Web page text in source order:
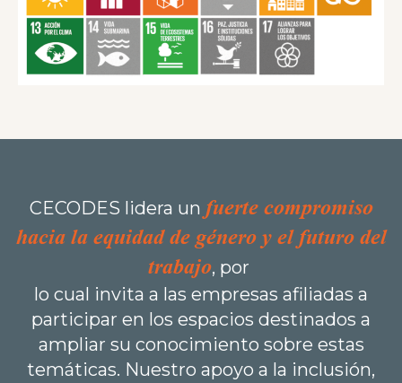
CECODES lidera un fuerte compromiso
hacia la equidad de género y el futuro del
trabajo, por
lo cual invita a las empresas afiliadas a
participar en los espacios destinados a
ampliar su conocimiento sobre estas
temáticas. Nuestro apoyo a la inclusión,